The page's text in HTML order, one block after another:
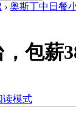
› 奥斯丁中日餐
包薪
读模式